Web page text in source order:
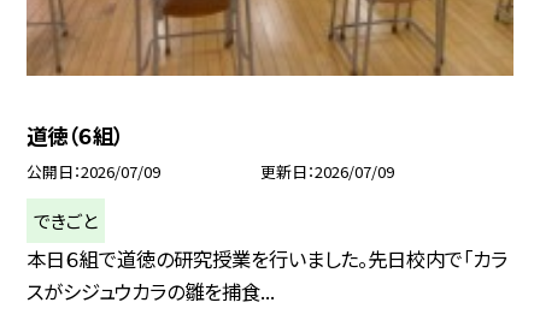
道徳（６組）
公開日 2026/07/09 更新日 2026/07/09
できごと
本日６組で道徳の研究授業を行いました。先日校内で「カラ
スがシジュウカラの雛を捕食...